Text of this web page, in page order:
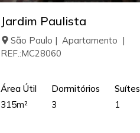
Jardim Paulista
São Paulo | Apartamento |
REF.:MC28060
Área Útil
315m²
Dormitórios
3
Suítes
1